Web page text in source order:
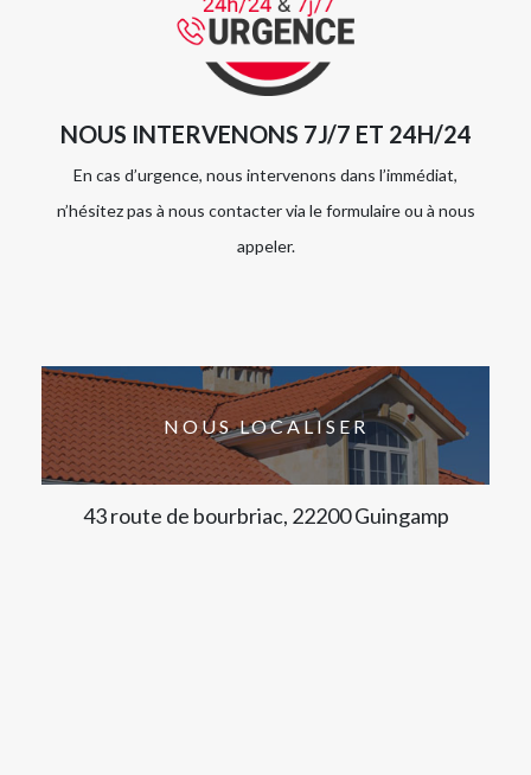
NOUS INTERVENONS 7J/7 ET 24H/24
En cas d’urgence, nous intervenons dans l’immédiat,
n’hésitez pas à nous contacter via le formulaire ou à nous
appeler.
NOUS LOCALISER
43 route de bourbriac, 22200 Guingamp